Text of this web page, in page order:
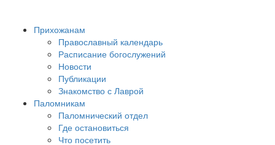
Прихожанам
Православный календарь
Расписание богослужений
Новости
Публикации
Знакомство с Лаврой
Паломникам
Паломнический отдел
Где остановиться
Что посетить